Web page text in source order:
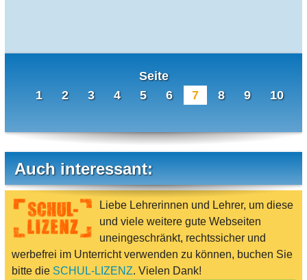
Seite
1
2 3 4 5 6 7 8 9 10
Auch interessant:
Liebe Lehrerinnen und Lehrer, um diese
und viele weitere gute Webseiten
uneingeschränkt, rechtssicher und
werbefrei im Unterricht verwenden zu können, buchen Sie
bitte die SCHUL-LIZENZ. Vielen Dank!